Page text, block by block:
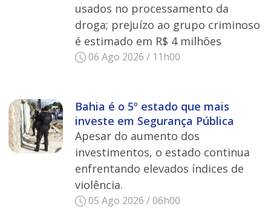
usados no processamento da
droga; prejuízo ao grupo criminoso
é estimado em R$ 4 milhões
06 Ago 2026 / 11h00
Bahia é o 5º estado que mais
investe em Segurança Pública
Apesar do aumento dos
investimentos, o estado continua
enfrentando elevados índices de
violência.
05 Ago 2026 / 06h00